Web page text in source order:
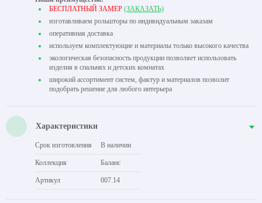
БЕСПЛАТНЫЙ ЗАМЕР (ЗАКАЗАТЬ)
изготавливаем рольшторы по индивидуальным заказам
оперативная доставка
используем комплектующие и материалы только высокого качества
экологическая безопасность продукции позволяет использовать
изделия в спальнях и детских комнатах
широкий ассортимент систем, фактур и материалов позволит
подобрать решение для любого интерьера
Характеристики
Срок изготовления В наличии
Коллекция Баланс
Артикул 007.14